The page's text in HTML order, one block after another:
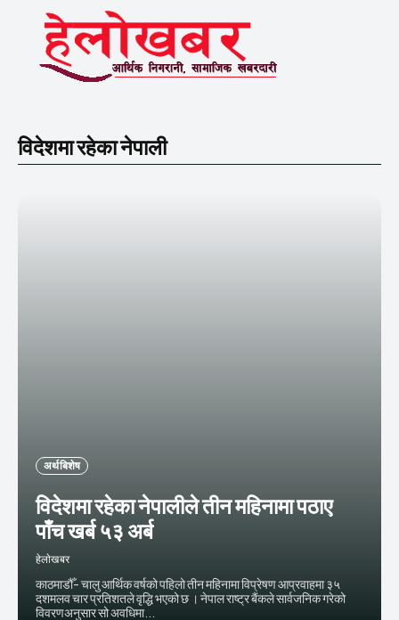
विदेशमा रहेका नेपाली
अर्थ बिशेष
विदेशमा रहेका नेपालीले तीन महिनामा पठाए
पाँच खर्ब ५३ अर्ब
हेलाेखबर
काठमाडौँ- चालु आर्थिक वर्षको पहिलो तीन महिनामा विप्रेषण आप्रवाहमा ३५
दशमलव चार प्रतिशतले वृद्धि भएको छ । नेपाल राष्ट्र बैंकले सार्वजनिक गरेको
विवरणअनुसार सो अवधिमा...